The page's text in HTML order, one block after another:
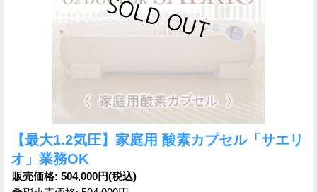
【最大1.2気圧】家庭用 酸素カプセル「サエリ
オ」業務OK
販売価格: 504,000円(税込)